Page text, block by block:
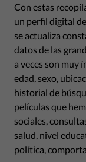
Con estas
un perfil digital
se actualiza
datos de las
a veces son muy
edad, sexo,
historial de
películas que
sociales,
salud, nivel
política,